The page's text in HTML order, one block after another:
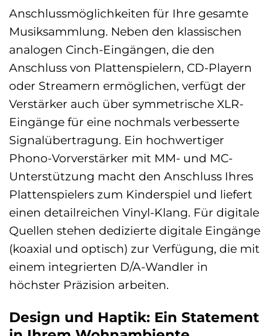
Anschlussmöglichkeiten für Ihre gesamte
Musiksammlung. Neben den klassischen
analogen Cinch-Eingängen, die den
Anschluss von Plattenspielern, CD-Playern
oder Streamern ermöglichen, verfügt der
Verstärker auch über symmetrische XLR-
Eingänge für eine nochmals verbesserte
Signalübertragung. Ein hochwertiger
Phono-Vorverstärker mit MM- und MC-
Unterstützung macht den Anschluss Ihres
Plattenspielers zum Kinderspiel und liefert
einen detailreichen Vinyl-Klang. Für digitale
Quellen stehen dedizierte digitale Eingänge
(koaxial und optisch) zur Verfügung, die mit
einem integrierten D/A-Wandler in
höchster Präzision arbeiten.
Design und Haptik: Ein Statement